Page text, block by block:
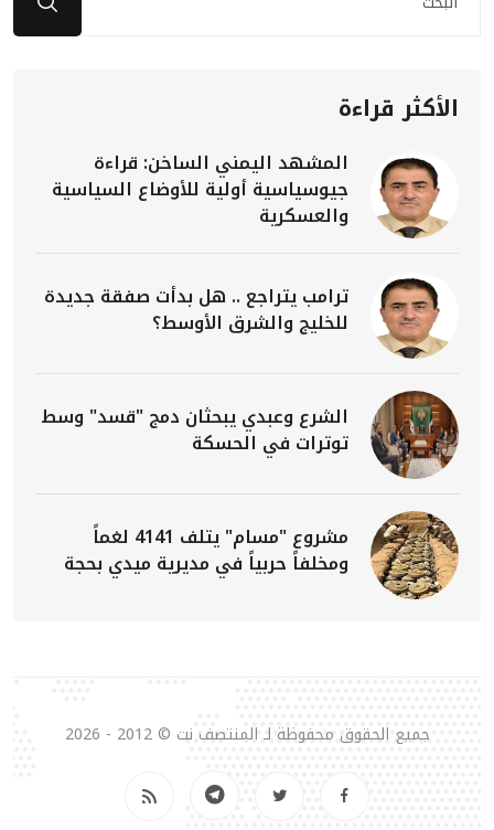
الأكثر قراءة
المشهد اليمني الساخن: قراءة
جيوسياسية أولية للأوضاع السياسية
والعسكرية
ترامب يتراجع .. هل بدأت صفقة جديدة
للخليج والشرق الأوسط؟
الشرع وعبدي يبحثان دمج "قسد" وسط
توترات في الحسكة
مشروع "مسام" يتلف 4141 لغماً
ومخلفاً حربياً في مديرية ميدي بحجة
جميع الحقوق محفوظة لـ المنتصف نت © 2012 - 2026